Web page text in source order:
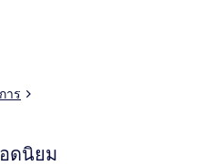
ะ 5 นาทีถึง ป้ายรถรางฮอสพิทัล
าร
ดนิยม